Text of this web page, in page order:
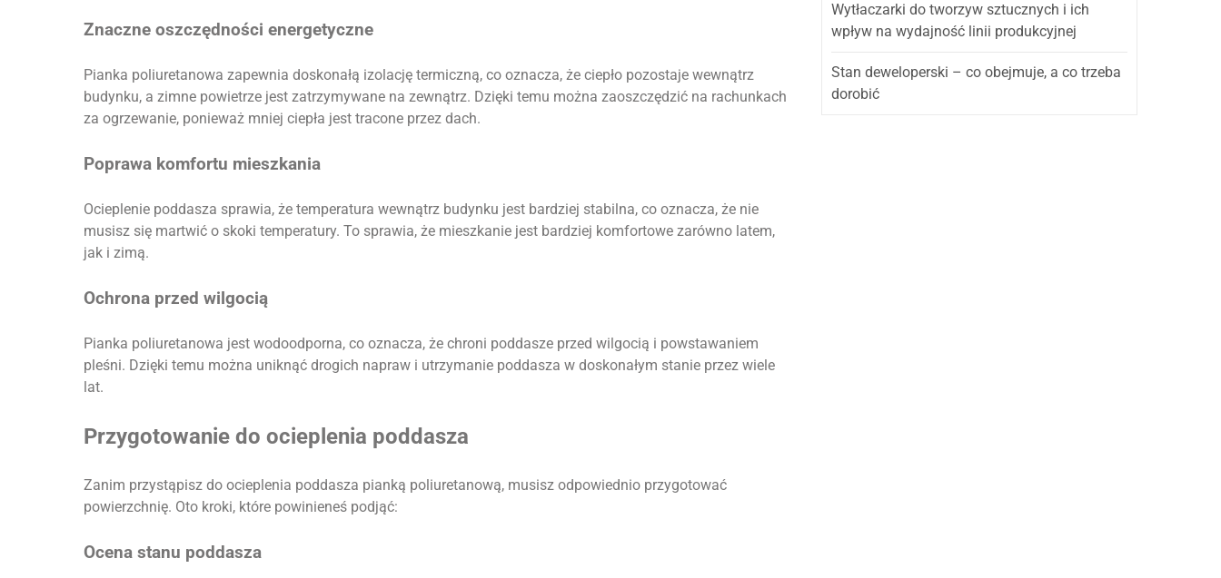
Znaczne oszczędności energetyczne
Pianka poliuretanowa zapewnia doskonałą izolację termiczną, co oznacza, że ciepło pozostaje wewnątrz
budynku, a zimne powietrze jest zatrzymywane na zewnątrz. Dzięki temu można zaoszczędzić na rachunkach
za ogrzewanie, ponieważ mniej ciepła jest tracone przez dach.
Poprawa komfortu mieszkania
Ocieplenie poddasza sprawia, że temperatura wewnątrz budynku jest bardziej stabilna, co oznacza, że nie
musisz się martwić o skoki temperatury. To sprawia, że mieszkanie jest bardziej komfortowe zarówno latem,
jak i zimą.
Ochrona przed wilgocią
Pianka poliuretanowa jest wodoodporna, co oznacza, że chroni poddasze przed wilgocią i powstawaniem
pleśni. Dzięki temu można uniknąć drogich napraw i utrzymanie poddasza w doskonałym stanie przez wiele
lat.
Przygotowanie do ocieplenia poddasza
Zanim przystąpisz do ocieplenia poddasza pianką poliuretanową, musisz odpowiednio przygotować
powierzchnię. Oto kroki, które powinieneś podjąć:
Ocena stanu poddasza
Wytłaczarki do tworzyw sztucznych i ich
wpływ na wydajność linii produkcyjnej
Stan deweloperski – co obejmuje, a co trzeba
dorobić